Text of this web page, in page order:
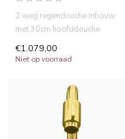
2 weg regendouche inbouw
met 30cm hoofddouche
ingebouwde ther...
€1.079,00
Niet op voorraad